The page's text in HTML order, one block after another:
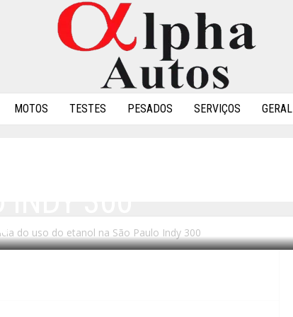
MOTOS TESTES PESADOS SERVIÇOS GERAL
do uso do etanol na São Paulo Indy 300
0